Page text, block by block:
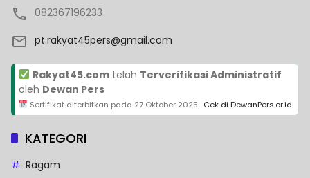
082367196233
pt.rakyat45pers@gmail.com
Rakyat45.comtelah Terverifikasi Administratif
oleh Dewan Pers
Sertifikat diterbitkan pada 27 Oktober 2025 · Cek di DewanPers.or.id
KATEGORI
Ragam